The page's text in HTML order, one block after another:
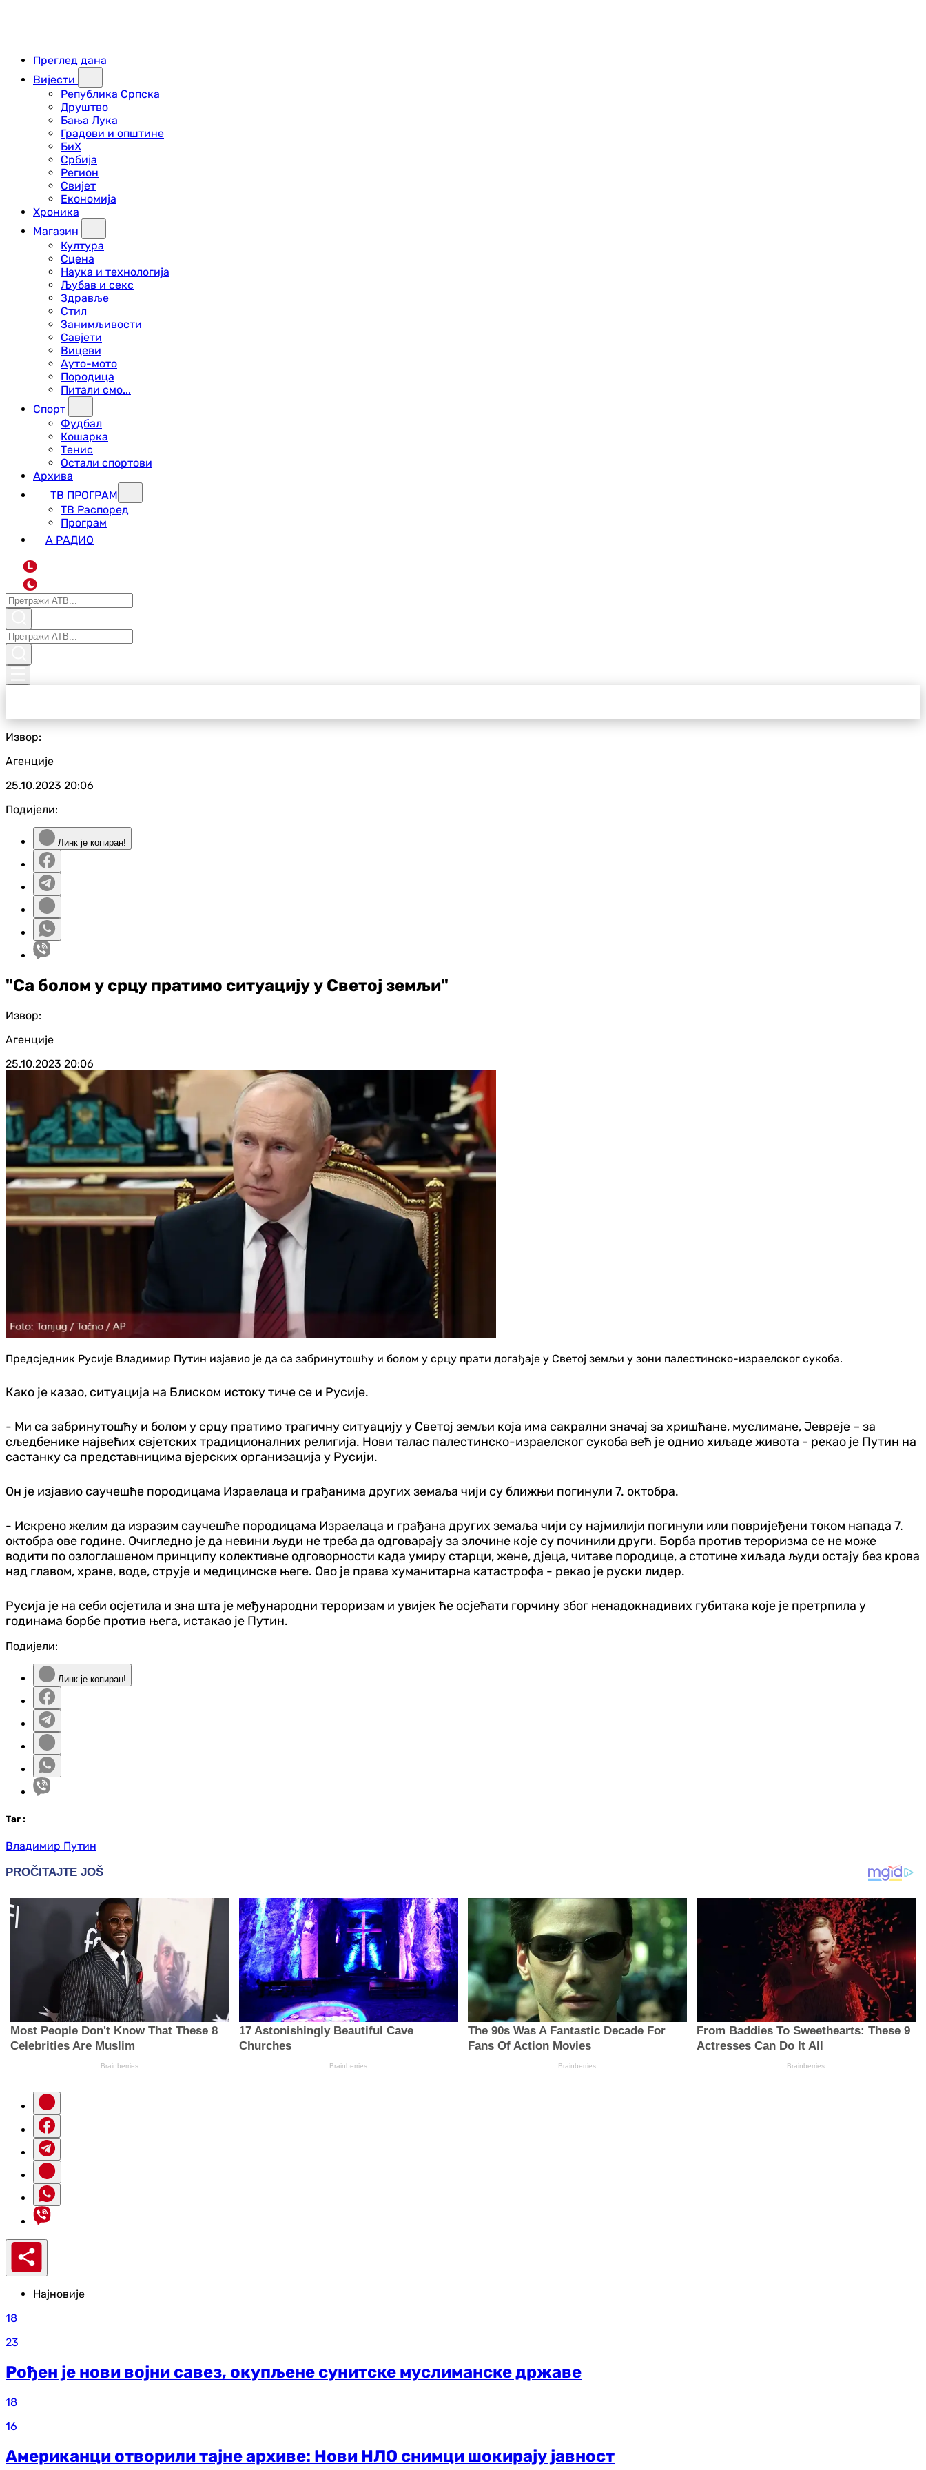
Преглед дана
Вијести
Република Српска
Друштво
Бања Лука
Градови и општине
БиХ
Србија
Регион
Свијет
Економија
Хроника
Магазин
Култура
Сцена
Наука и технологија
Љубав и секс
Здравље
Стил
Занимљивости
Савјети
Вицеви
Ауто-мото
Породица
Питали смо...
Спорт
Фудбал
Кошарка
Тенис
Остали спортови
Архива
ТВ ПРОГРАМ
ТВ Распоред
Програм
А РАДИО
L
Извор:
Агенције
25.10.2023 20:06
Подијели:
Линк је копиран!
"Са болом у срцу пратимо ситуацију у Светој земљи"
Извор:
Агенције
25.10.2023 20:06
Предсједник Русије Владимир Путин изјавио је да са забринутошћу и болом у срцу прати догађаје у Светој земљи у зони палестинско-израелског сукоба.
Како је казао, ситуација на Блиском истоку тиче се и Русије.
- Ми са забринутошћу и болом у срцу пратимо трагичну ситуацију у Светој земљи која има сакрални значај за хришћане, муслимане, Јевреје – за
сљедбенике највећих свјетских традиционалних религија. Нови талас палестинско-израелског сукоба већ је однио хиљаде живота - рекао је Путин на
састанку са представницима вјерских организација у Русији.
Он је изјавио саучешће породицама Израелаца и грађанима других земаља чији су ближњи погинули 7. октобра.
- Искрено желим да изразим саучешће породицама Израелаца и грађана других земаља чији су најмилији погинули или повријеђени током напада 7.
октобра ове године. Очигледно је да невини људи не треба да одговарају за злочине које су починили други. Борба против тероризма се не може
водити по озлоглашеном принципу колективне одговорности када умиру старци, жене, дјеца, читаве породице, а стотине хиљада људи остају без крова
над главом, хране, воде, струје и медицинске његе. Ово је права хуманитарна катастрофа - рекао је руски лидер.
Русија је на себи осјетила и зна шта је међународни тероризам и увијек ће осјећати горчину због ненадокнадивих губитака које је претрпила у
годинама борбе против њега, истакао је Путин.
Подијели:
Линк је копиран!
Таг :
Владимир Путин
Најновије
18
23
Рођен је нови војни савез, окупљене сунитске муслиманске државе
18
16
Американци отворили тајне архиве: Нови НЛО снимци шокирају јавност